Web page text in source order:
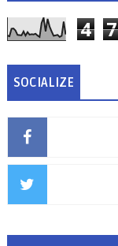
4 7
SOCIALIZE